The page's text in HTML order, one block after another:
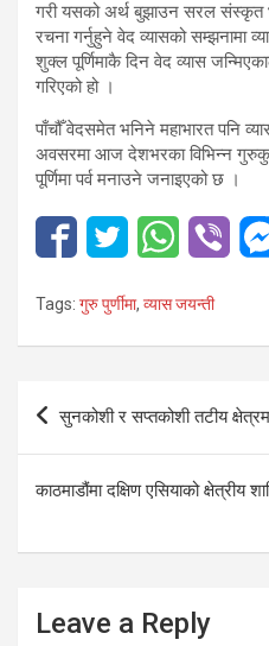
गरी यसको अर्थ बुझाउन सरल संस्कृत
रचना गर्नुहुने वेद व्यासको सम्झनामा
शुक्ल पूर्णिमाकै दिन वेद व्यास
गरिएको हो ।
पाँचौँ वेदसमेत भनिने महाभारत पनि
अवसरमा आज देशभरका विभिन्न
पूर्णिमा पर्व मनाउने जनाइएको छ ।
Tags: गुरु पुर्णीमा, व्यास जयन्ती
Post
navigation
सुनकोशी र सप्तकोशी तटीय
काठमाडौंमा दक्षिण एसियाको क्षेत्रीय
Leave a Reply